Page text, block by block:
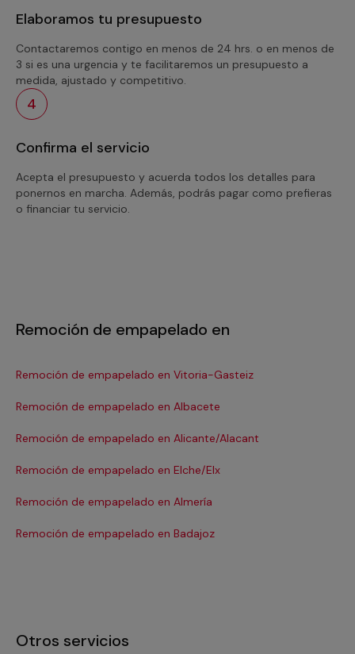
Elaboramos tu presupuesto
Contactaremos contigo en menos de 24 hrs. o en menos de
3 si es una urgencia y te facilitaremos un presupuesto a
medida, ajustado y competitivo.
4
Confirma el servicio
Acepta el presupuesto y acuerda todos los detalles para
ponernos en marcha. Además, podrás pagar como prefieras
o financiar tu servicio.
Remoción de empapelado en
Remoción de empapelado en Vitoria-Gasteiz
Remoción de empapelado en Albacete
Remoción de empapelado en Alicante/Alacant
Remoción de empapelado en Elche/Elx
Remoción de empapelado en Almería
Remoción de empapelado en Badajoz
Otros servicios